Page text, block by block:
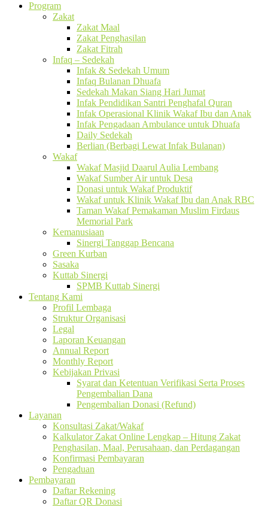
Program
Zakat
Zakat Maal
Zakat Penghasilan
Zakat Fitrah
Infaq – Sedekah
Infak & Sedekah Umum
Infaq Bulanan Dhuafa
Sedekah Makan Siang Hari Jumat
Infak Pendidikan Santri Penghafal Quran
Infak Operasional Klinik Wakaf Ibu dan Anak
Infak Pengadaan Ambulance untuk Dhuafa
Daily Sedekah
Berlian (Berbagi Lewat Infak Bulanan)
Wakaf
Wakaf Masjid Daarul Aulia Lembang
Wakaf Sumber Air untuk Desa
Donasi untuk Wakaf Produktif
Wakaf untuk Klinik Wakaf Ibu dan Anak RBC
Taman Wakaf Pemakaman Muslim Firdaus
Memorial Park
Kemanusiaan
Sinergi Tanggap Bencana
Green Kurban
Sasaka
Kuttab Sinergi
SPMB Kuttab Sinergi
Tentang Kami
Profil Lembaga
Struktur Organisasi
Legal
Laporan Keuangan
Annual Report
Monthly Report
Kebijakan Privasi
Syarat dan Ketentuan Verifikasi Serta Proses
Pengembalian Dana
Pengembalian Donasi (Refund)
Layanan
Konsultasi Zakat/Wakaf
Kalkulator Zakat Online Lengkap – Hitung Zakat
Penghasilan, Maal, Perusahaan, dan Perdagangan
Konfirmasi Pembayaran
Pengaduan
Pembayaran
Daftar Rekening
Daftar QR Donasi